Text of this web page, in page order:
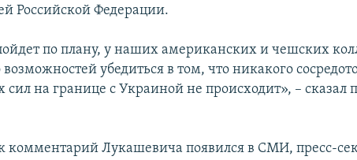
Российской Федерации.
по плану, у наших американских и чешских
возможностей убедиться в том, что никакого
сил на границе с Украиной не происходит», – сказал
комментарий Лукашевича появился в СМИ, пресс-